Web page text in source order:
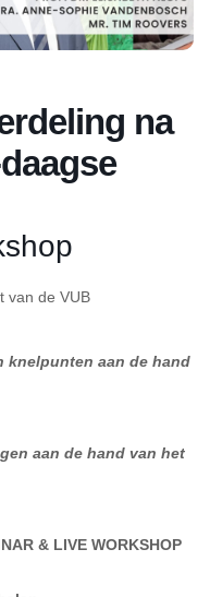
na
van de VUB
knelpunten aan de hand
aan de hand van het
& LIVE WORKSHOP